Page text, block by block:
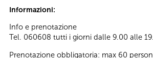
Informazioni:
Info e prenotazione
Tel. 060608 tutti i giorni dalle 9.00 alle
Prenotazione obbligatoria: max 60